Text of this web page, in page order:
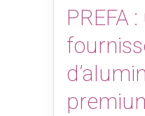
PREFA